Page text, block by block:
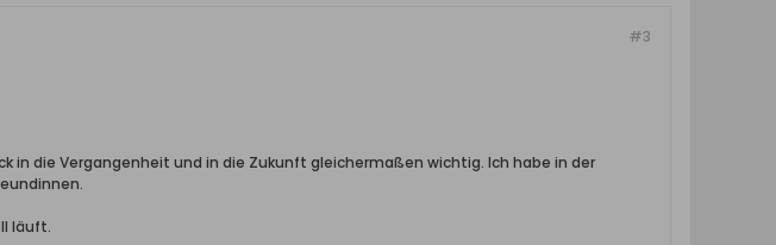
#3
in die Vergangenheit und in die Zukunft gleichermaßen wichtig. Ich habe in der
läuft.